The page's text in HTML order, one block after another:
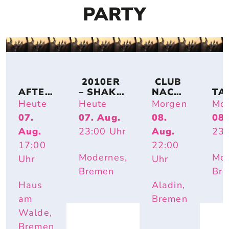
PARTY
AFTER
-
WORK
-
PARTY
OPEN
AIR
Heute
07.
Aug.
17:00
Uhr
Haus
am
Walde,
Bremen
2010ER
– SHAKE
IT OFF
Heute
07. Aug.
23:00 Uhr
Modernes,
Bremen
CLUB
NACH
T
Morgen
08.
Aug.
22:00
Uhr
Aladin,
Bremen